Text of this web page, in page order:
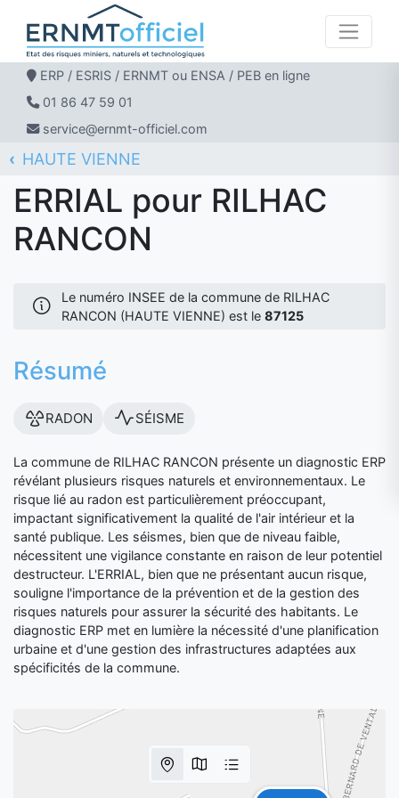
ERP / ESRIS / ERNMT ou ENSA / PEB en ligne
01 86 47 59 01
service@ernmt-officiel.com
ERNMT Officiel
ERRIAL
HAUTE VIENNE
RILHAC RANCON
ERRIAL pour RILHAC
RANCON
Le numéro INSEE de la commune de RILHAC
RANCON (HAUTE VIENNE) est le 87125
Résumé
RADON SÉISME
La commune de RILHAC RANCON présente un diagnostic ERP
révélant plusieurs risques naturels et environnementaux. Le
risque lié au radon est particulièrement préoccupant,
impactant significativement la qualité de l'air intérieur et la
santé publique. Les séismes, bien que de niveau faible,
nécessitent une vigilance constante en raison de leur potentiel
destructeur. L'ERRIAL, bien que ne présentant aucun risque,
souligne l'importance de la prévention et de la gestion des
risques naturels pour assurer la sécurité des habitants. Le
diagnostic ERP met en lumière la nécessité d'une planification
urbaine et d'une gestion des infrastructures adaptées aux
spécificités de la commune.